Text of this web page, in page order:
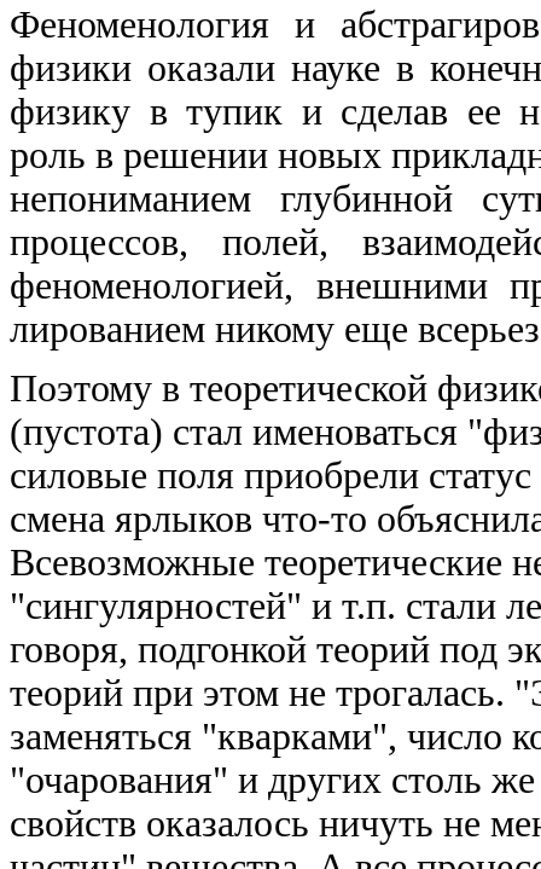
Феноменология и
физики оказали науке в
физику в тупик и сделав ее
роль в решении новых
непониманием глубинной
процессов, полей,
феноменологией, внешними
лированием никому еще
Поэтому в теоретической
(пустота) стал именоваться
силовые поля приобрели
смена ярлыков что-то
Всевозможные теоретические
"сингулярностей" и т.п. стали
говоря, подгонкой теорий под
теорий при этом не трогалась.
заменяться "кварками", число
"очарования" и других столь
свойств оказалось ничуть не